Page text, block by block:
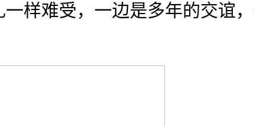
样难受，一边是多年的交谊